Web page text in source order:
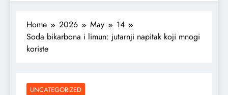
Home 2026 May
14
Soda bikarbona i limun: jutarnji napitak koji mnogi
koriste
UNCATEGORIZED